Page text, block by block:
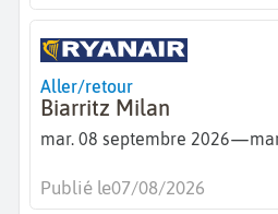
Aller/retour
Biarritz Milan
mar. 08 septembre 2026—
Publié le07/08/2026